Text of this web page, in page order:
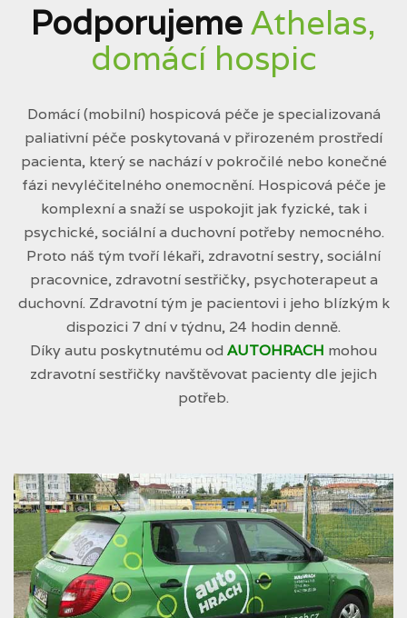
PodporujemeAthelas,
domácí hospic
Domácí (mobilní) hospicová péče je specializovaná
paliativní péče poskytovaná v přirozeném prostředí
pacienta, který se nachází v pokročilé nebo konečné
fázi nevyléčitelného onemocnění. Hospicová péče je
komplexní a snaží se uspokojit jak fyzické, tak i
psychické, sociální a duchovní potřeby nemocného.
Proto náš tým tvoří lékaři, zdravotní sestry, sociální
pracovnice, zdravotní sestřičky, psychoterapeut a
duchovní. Zdravotní tým je pacientovi i jeho blízkým k
dispozici 7 dní v týdnu, 24 hodin denně.
Díky autu poskytnutému od AUTOHRACH mohou
zdravotní sestřičky navštěvovat pacienty dle jejich
potřeb.